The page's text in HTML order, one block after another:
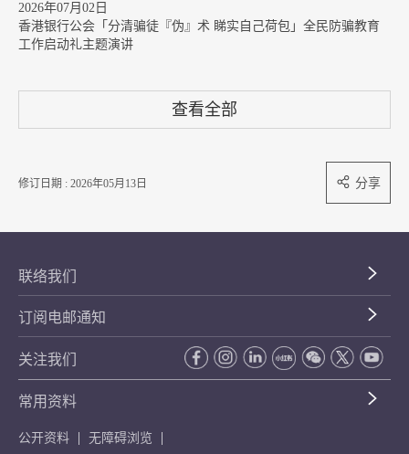
2026年07月02日
香港银行公会「分清骗徒『伪』术 睇实自己荷包」全民防骗教育
工作启动礼主题演讲
查看全部
修订日期 : 2026年05月13日 分享
联络我们
订阅电邮通知
关注我们
常用资料
公开资料 无障碍浏览